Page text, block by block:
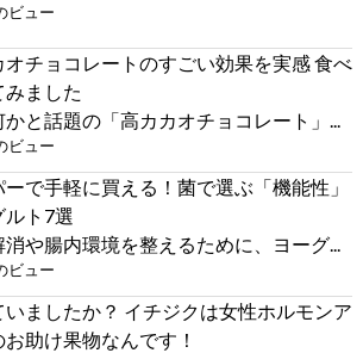
ビュー
オチョコレートのすごい効果を実感 食べ
みました
かと話題の「高カカオチョコレート」...
ビュー
ーで手軽に買える！菌で選ぶ「機能性」
ルト7選
消や腸内環境を整えるために、ヨーグ...
ビュー
いましたか？ イチジクは女性ホルモンア
お助け果物なんです！